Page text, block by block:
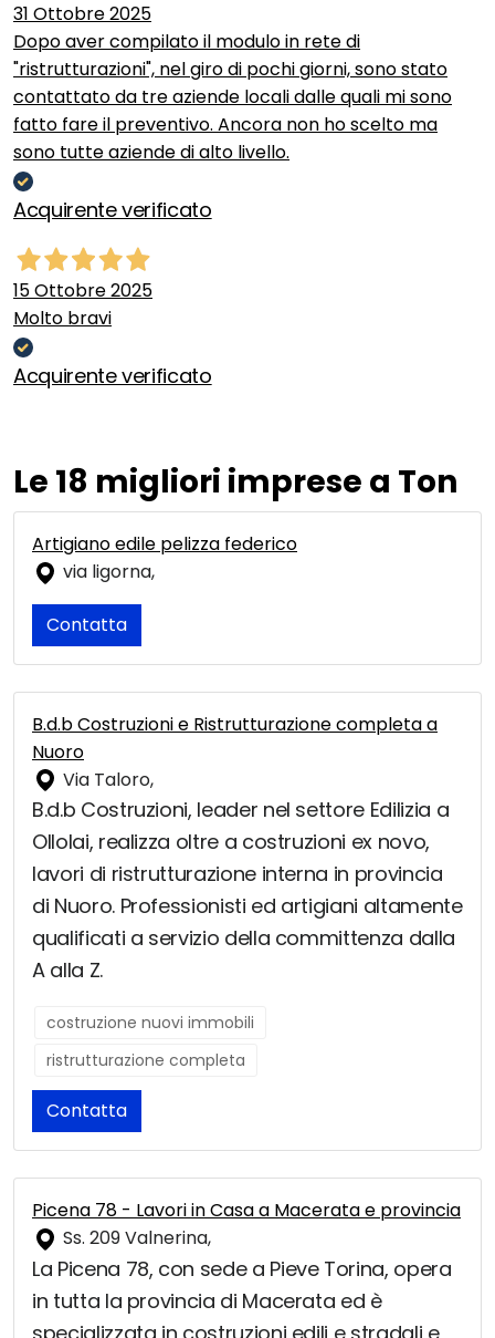
31 Ottobre 2025
Dopo aver compilato il modulo in rete di
"ristrutturazioni", nel giro di pochi giorni, sono stato
contattato da tre aziende locali dalle quali mi sono
fatto fare il preventivo. Ancora non ho scelto ma
sono tutte aziende di alto livello.
Acquirente verificato
15 Ottobre 2025
Molto bravi
Acquirente verificato
Le 18 migliori imprese a Ton
Artigiano edile pelizza federico
via ligorna,
Contatta
B.d.b Costruzioni e Ristrutturazione completa a
Nuoro
Via Taloro,
B.d.b Costruzioni, leader nel settore Edilizia a
Ollolai, realizza oltre a costruzioni ex novo,
lavori di ristrutturazione interna in provincia
di Nuoro. Professionisti ed artigiani altamente
qualificati a servizio della committenza dalla
A alla Z.
costruzione nuovi immobili
ristrutturazione completa
Contatta
Picena 78 - Lavori in Casa a Macerata e provincia
Ss. 209 Valnerina,
La Picena 78, con sede a Pieve Torina, opera
in tutta la provincia di Macerata ed è